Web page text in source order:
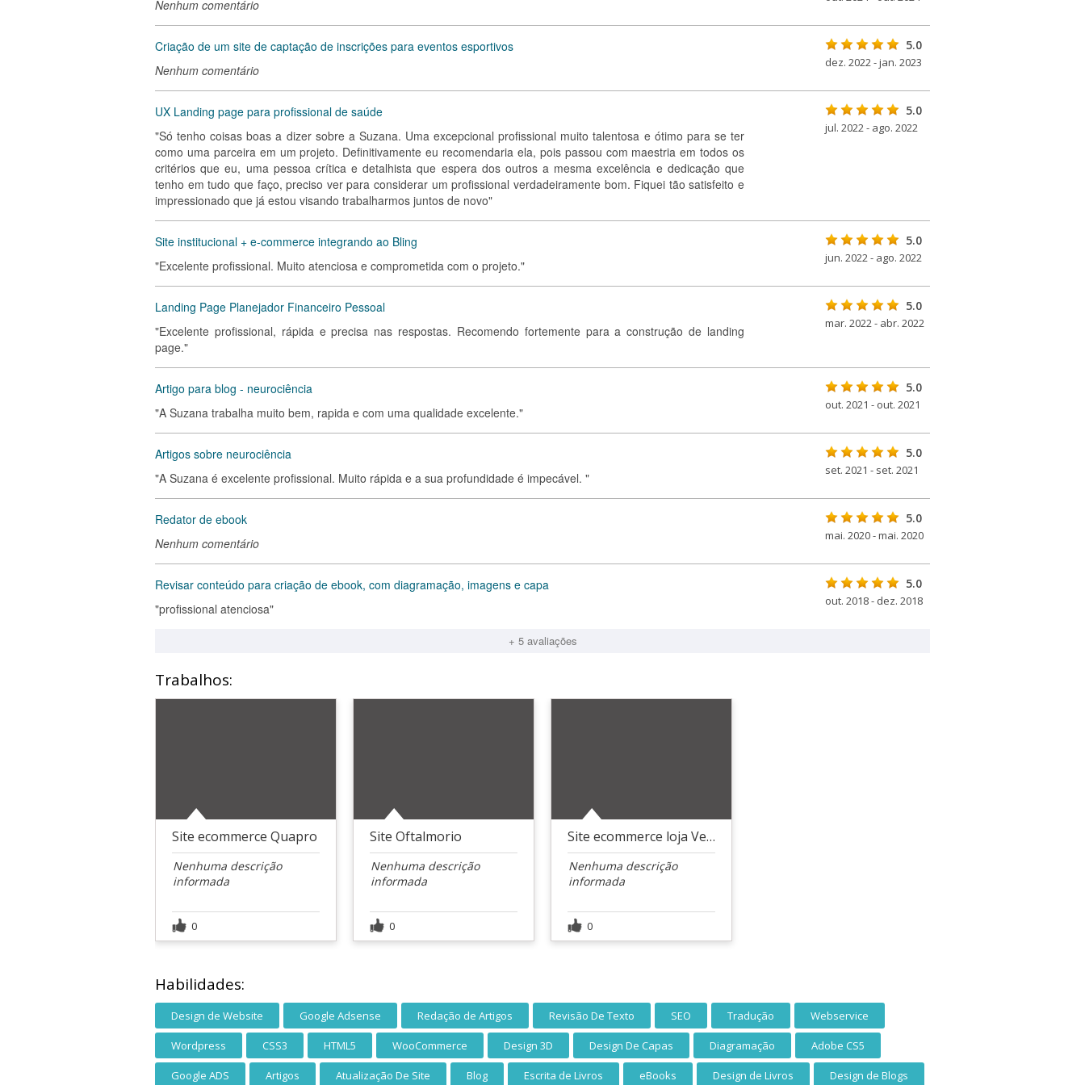
Nenhum comentário
Criação de um site de captação de inscrições para eventos esportivos
Nenhum comentário
5.0
dez. 2022 - jan. 2023
UX Landing page para profissional de saúde
"Só tenho coisas boas a dizer sobre a Suzana. Uma excepcional profissional muito talentosa e ótimo para se ter
como uma parceira em um projeto. Definitivamente eu recomendaria ela, pois passou com maestria em todos os
critérios que eu, uma pessoa crítica e detalhista que espera dos outros a mesma excelência e dedicação que
tenho em tudo que faço, preciso ver para considerar um profissional verdadeiramente bom. Fiquei tão satisfeito e
impressionado que já estou visando trabalharmos juntos de novo"
5.0
jul. 2022 - ago. 2022
Site institucional + e-commerce integrando ao Bling
"Excelente profissional. Muito atenciosa e comprometida com o projeto."
5.0
jun. 2022 - ago. 2022
Landing Page Planejador Financeiro Pessoal
"Excelente profissional, rápida e precisa nas respostas. Recomendo fortemente para a construção de landing
page."
5.0
mar. 2022 - abr. 2022
Artigo para blog - neurociência
"A Suzana trabalha muito bem, rapida e com uma qualidade excelente."
5.0
out. 2021 - out. 2021
Artigos sobre neurociência
"A Suzana é excelente profissional. Muito rápida e a sua profundidade é impecável. "
5.0
set. 2021 - set. 2021
Redator de ebook
Nenhum comentário
5.0
mai. 2020 - mai. 2020
Revisar conteúdo para criação de ebook, com diagramação, imagens e capa
"profissional atenciosa"
5.0
out. 2018 - dez. 2018
+ 5 avaliações
Trabalhos:
Site ecommerce Quapro
Nenhuma descrição
informada
0
Site Oftalmorio
Nenhuma descrição
informada
0
Site ecommerce loja Ventecia
Nenhuma descrição
informada
0
Habilidades:
Design de Website Google Adsense Redação de Artigos Revisão De Texto SEO Tradução Webservice
Wordpress CSS3 HTML5 WooCommerce Design 3D Design De Capas Diagramação Adobe CS5
Google ADS Artigos Atualização De Site Blog Escrita de Livros eBooks Design de Livros Design de Blogs